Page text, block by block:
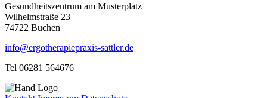
Gesundheitszentrum am Musterplatz
Wilhelmstraße 23
74722 Buchen
info@ergotherapiepraxis-sattler.de
Tel 06281 564676